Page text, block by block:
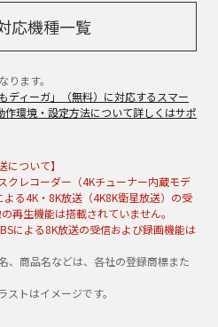
応機種一覧
ます。
ディーガ」（無料）に対応するスマー
作環境・設定方法について詳しくはサポ
について】
クレコーダー（4Kチューナー内蔵モデ
る4K・8K放送（4K8K衛星放送）の受
再生機能は搭載されていません。
による8K放送の受信および録画機能は
、商品名などは、各社の登録商標また
トはイメージです。